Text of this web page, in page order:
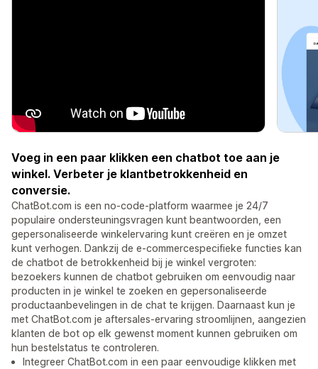
Voeg in een paar klikken een chatbot toe aan je
winkel. Verbeter je klantbetrokkenheid en
conversie.
ChatBot.com is een no-code-platform waarmee je 24/7
populaire ondersteuningsvragen kunt beantwoorden, een
gepersonaliseerde winkelervaring kunt creëren en je omzet
kunt verhogen. Dankzij de e-commercespecifieke functies kan
de chatbot de betrokkenheid bij je winkel vergroten:
bezoekers kunnen de chatbot gebruiken om eenvoudig naar
producten in je winkel te zoeken en gepersonaliseerde
productaanbevelingen in de chat te krijgen. Daarnaast kun je
met ChatBot.com je aftersales-ervaring stroomlijnen, aangezien
klanten de bot op elk gewenst moment kunnen gebruiken om
hun bestelstatus te controleren.
Integreer ChatBot.com in een paar eenvoudige klikken met